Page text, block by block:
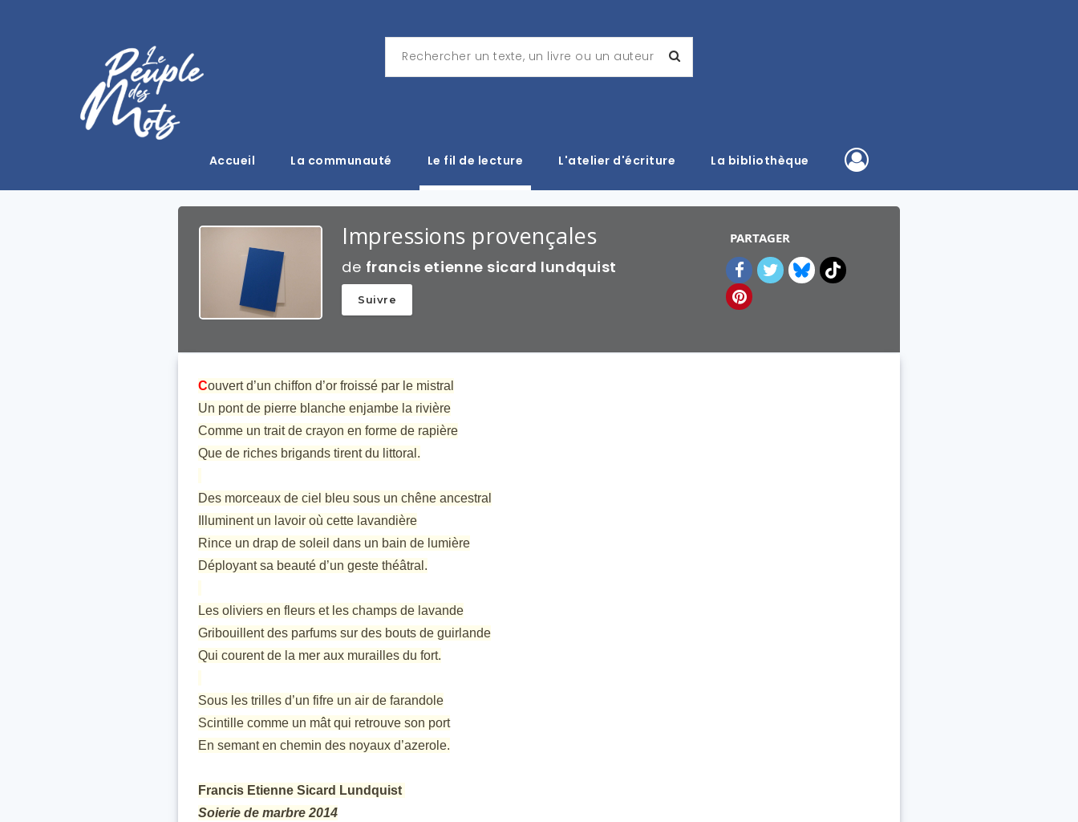
Accueil La communauté Le fil de lecture L'atelier d'écriture La bibliothèque
Impressions provençales
de francis etienne sicard lundquist
Suivre
PARTAGER
Couvert d’un chiffon d’or froissé par le mistral
Un pont de pierre blanche enjambe la rivière
Comme un trait de crayon en forme de rapière
Que de riches brigands tirent du littoral.
Des morceaux de ciel bleu sous un chêne ancestral
Illuminent un lavoir où cette lavandière
Rince un drap de soleil dans un bain de lumière
Déployant sa beauté d’un geste théâtral.
Les oliviers en fleurs et les champs de lavande
Gribouillent des parfums sur des bouts de guirlande
Qui courent de la mer aux murailles du fort.
Sous les trilles d’un fifre un air de farandole
Scintille comme un mât qui retrouve son port
En semant en chemin des noyaux d’azerole.
Francis Etienne Sicard Lundquist
Soierie de marbre 2014